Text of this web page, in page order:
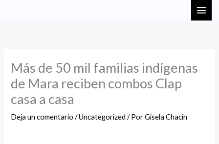
Más de 50 mil familias indígenas
de Mara reciben combos Clap
casa a casa
Deja un comentario /Uncategorized / PorGisela Chacin